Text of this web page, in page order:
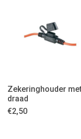
Zekeringhouder
draad
€2,50